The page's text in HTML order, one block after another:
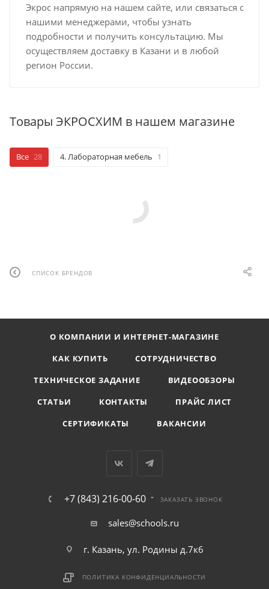
Экрос напрямую на нашем сайте, или связаться с
нашими менеджерами, чтобы узнать
подробности и получить консультацию. Мы
осуществляем доставку в Казани и в любой
регион России.
Товары ЭКРОСХИМ в нашем магазине
Все 28 4. Лабораторная мебель 1
СПИСОК БРЕНДОВ
О КОМПАНИИ И ИНТЕРНЕТ-МАГАЗИНЕ
КАК КУПИТЬ
СОТРУДНИЧЕСТВО
ТЕХНИЧЕСКОЕ ЗАДАНИЕ
ВИДЕООБЗОРЫ
СТАТЬИ
КОНТАКТЫ
ПРАЙС ЛИСТ
СЕРТИФИКАТЫ
ВАКАНСИИ
+7 (843) 216-00-60 ЗАКАЗАТЬ ЗВОНОК
sales@schools.ru
г. Казань, ул. Родины д.7к6
ПОЛИТИКА КОНФИДЕНЦИАЛЬНОСТИ